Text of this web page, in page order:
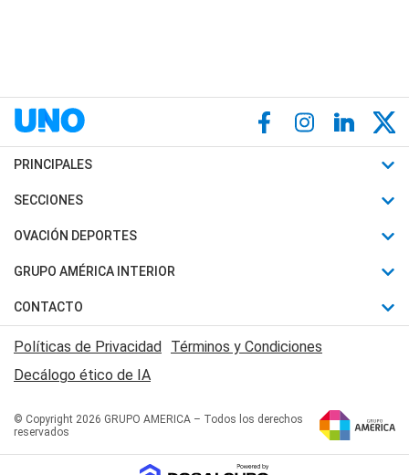
PRINCIPALES
Últimas Noticias
Política
Judiciales
Economia
SECCIONES
Horóscopo
Motores
Trucos caseros
Series y Películas
Edictos y Solicitadas
OVACIÓN DEPORTES
Fútbol
Mundial
Automovilismo
Rugby
Básquet
GRUPO AMÉRICA INTERIOR
Canal 7 en Vivo
San Juan 8
CONTACTO
Acerca de Nosotros
Contactanos
Políticas de Privacidad Términos y Condiciones
Decálogo ético de IA
© Copyright 2026 GRUPO AMERICA – Todos los derechos
reservados